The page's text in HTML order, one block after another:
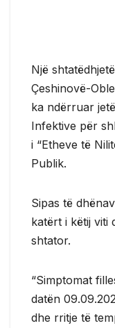
Një
Çeshinovë-
ka ndërruar
Infektive për
i “Etheve të
Publik.
Sipas të
katërt i këtij viti
shtator.
“Simptomat
datën
dhe rritje të